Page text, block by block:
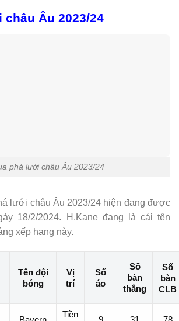
Âu 2023/24
phá lưới châu Âu 2023/24
lưới châu Âu 2023/24 hiện đang được
18/2/2024. H.Kane đang là cái tên
xếp hạng này.
Tên đội
bóng
Vị
trí
Số
áo
Số
bàn
thắng
Số
bàn
CLB
Tiền